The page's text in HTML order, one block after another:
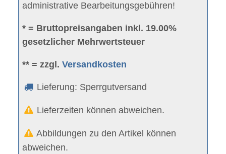
administrative Bearbeitungsgebühren!
* = Bruttopreisangaben inkl. 19.00%
gesetzlicher Mehrwertsteuer
** = zzgl.Versandkosten
Lieferung: Sperrgutversand
Lieferzeiten können abweichen.
Abbildungen zu den Artikel können
abweichen.